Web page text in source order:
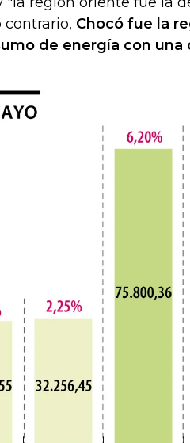
contrario, Chocó fue la
de energía con una